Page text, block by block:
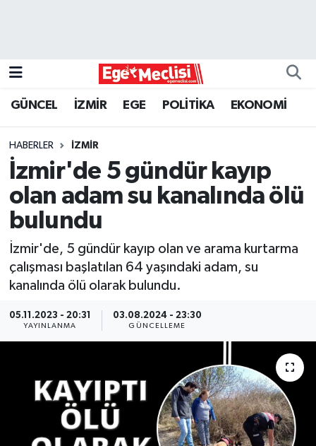
GÜNCEL İZMİR EGE POLİTİKA EKONOMİ
HABERLER İZMİR
İzmir'de 5 gündür kayıp
olan adam su kanalında ölü
bulundu
İzmir'de, 5 gündür kayıp olan ve arama kurtarma
çalışması başlatılan 64 yaşındaki adam, su
kanalında ölü olarak bulundu.
05.11.2023 - 20:31
YAYINLANMA
03.08.2024 - 23:30
GÜNCELLEME
GÜNCEL
İZMİR
ÖZEL HABER
Programlar
YAŞAM